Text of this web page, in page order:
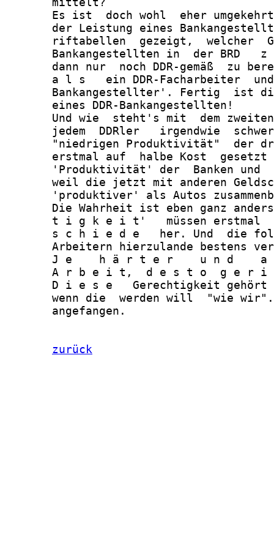
Es ist  doch wohl  eher
der Leistung eines
riftabellen  gezeigt,  welcher
Bankangestellten in  der BRD
dann nur  noch DDR-gemäß  zu
a l s   ein DDR-Facharbeiter
Bankangestellter'. Fertig  ist
       eines DDR-Bankangestellten!
Und wie  steht's mit  dem
jedem  DDRler   irgendwie
"niedrigen Produktivität"  der
erstmal auf  halbe Kost
'Produktivität' der  Banken und
weil die jetzt mit anderen
'produktiver' als Autos
Die Wahrheit ist eben ganz
t i g k e i t'   müssen erstmal
s c h i e d e   her. Und  die
Arbeitern hierzulande bestens
J e    h ä r t e r    u n d
A r b e i t,  d e s t o  g e r i
D i e s e   Gerechtigkeit
wenn die  werden will  "wie
       angefangen.
zurück